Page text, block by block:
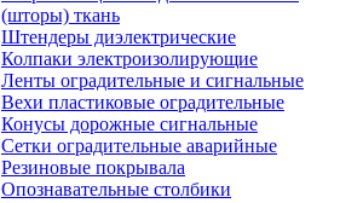
(шторы) ткань
Штендеры диэлектрические
Колпаки электроизолирующие
Ленты оградительные и сигнальные
Вехи пластиковые оградительные
Конусы дорожные сигнальные
Сетки оградительные аварийные
Резиновые покрывала
Опознавательные столбики